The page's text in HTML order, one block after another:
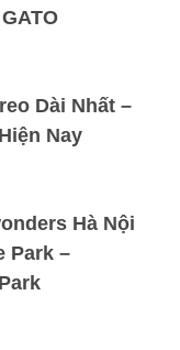
Dài Nhất –
Nay
Hà Nội
Park –